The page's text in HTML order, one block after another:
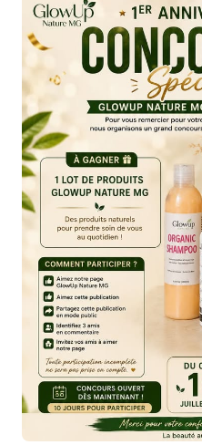
Maison Francis Miot